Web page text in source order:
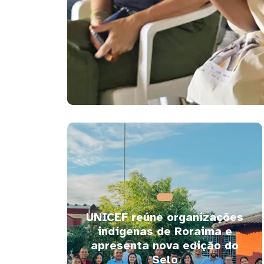
UNICEF reúne organizações
indígenas de Roraima e
apresenta nova edição do
Selo